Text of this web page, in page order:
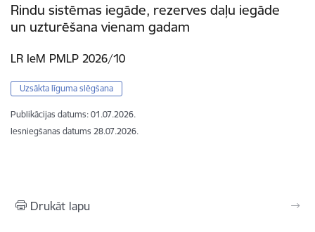
Rindu sistēmas iegāde, rezerves daļu iegāde
un uzturēšana vienam gadam
LR IeM PMLP 2026/10
Uzsākta līguma slēgšana
Publikācijas datums: 01.07.2026.
Iesniegšanas datums 28.07.2026.
Drukāt lapu